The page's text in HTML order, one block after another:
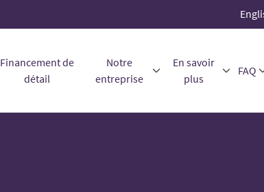
Financement de
détail
Notre
entreprise
En savoir
plus
FAQ